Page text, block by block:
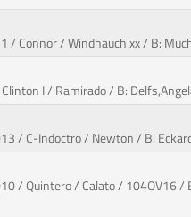
/ Connor / Windhauch xx / B:
I / Ramirado / B:
/ C-Indoctro / Newton / B:
/ Quintero / Calato / 104OV16 /